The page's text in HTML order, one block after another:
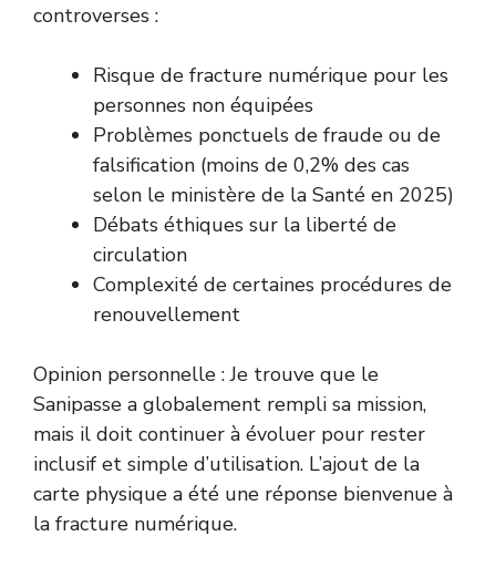
controverses :
Risque de fracture numérique pour les
personnes non équipées
Problèmes ponctuels de fraude ou de
falsification (moins de 0,2% des cas
selon le ministère de la Santé en 2025)
Débats éthiques sur la liberté de
circulation
Complexité de certaines procédures de
renouvellement
Opinion personnelle : Je trouve que le
Sanipasse a globalement rempli sa mission,
mais il doit continuer à évoluer pour rester
inclusif et simple d’utilisation. L’ajout de la
carte physique a été une réponse bienvenue à
la fracture numérique.